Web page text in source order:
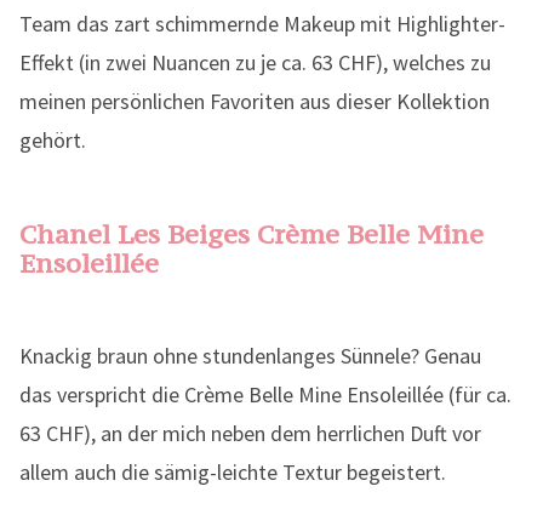
Team das zart schimmernde Makeup mit Highlighter-
Effekt (in zwei Nuancen zu je ca. 63 CHF), welches zu
meinen persönlichen Favoriten aus dieser Kollektion
gehört.
Chanel Les Beiges Crème Belle Mine
Ensoleillée
Knackig braun ohne stundenlanges Sünnele? Genau
das verspricht die Crème Belle Mine Ensoleillée (für ca.
63 CHF), an der mich neben dem herrlichen Duft vor
allem auch die sämig-leichte Textur begeistert.